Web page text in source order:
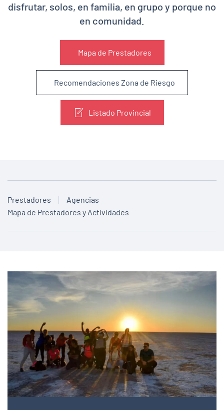
disfrutar, solos, en familia, en grupo y porque no
en comunidad.
Mapa de Prestadores
Recomendaciones Zona de Riesgo
Listado Provincial
Prestadores
Agencias
Mapa de Prestadores y Actividades